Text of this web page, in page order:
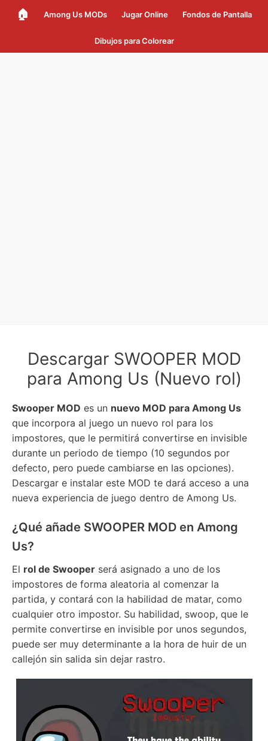
🏠 Among Us MODs Jugar Online Fondos de Pantalla
Dibujos para Colorear
Descargar SWOOPER MOD
para Among Us (Nuevo rol)
Swooper MOD es un nuevo MOD para Among Us
que incorpora al juego un nuevo rol para los
impostores, que le permitirá convertirse en invisible
durante un periodo de tiempo (10 segundos por
defecto, pero puede cambiarse en las opciones).
Descargar e instalar este MOD te dará acceso a una
nueva experiencia de juego dentro de Among Us.
¿Qué añade SWOOPER MOD en Among
Us?
El rol de Swooper será asignado a uno de los
impostores de forma aleatoria al comenzar la
partida, y contará con la habilidad de matar, como
cualquier otro impostor. Su habilidad, swoop, que le
permite convertirse en invisible por unos segundos,
puede ser muy determinante a la hora de huir de un
callejón sin salida sin dejar rastro.